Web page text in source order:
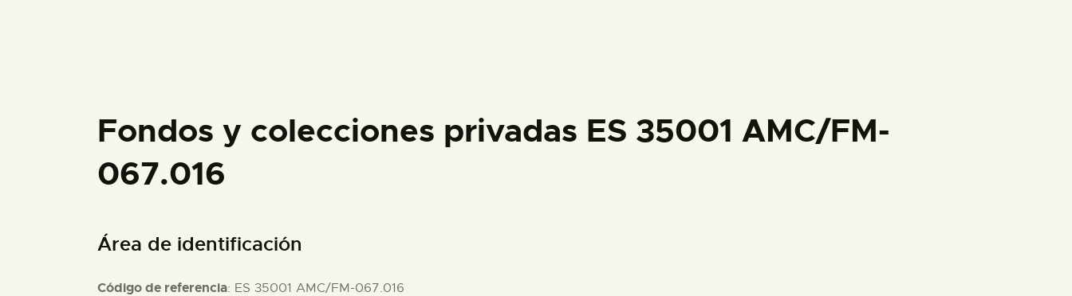
Fondos y colecciones privadas ES 35001 AMC/FM-
067.016
Área de identificación
Código de referencia: ES 35001 AMC/FM-067.016